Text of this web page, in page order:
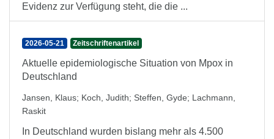
Evidenz zur Verfügung steht, die die ...
2026-05-21 Zeitschriftenartikel
Aktuelle epidemiologische Situation von Mpox in
Deutschland
Jansen, Klaus; Koch, Judith; Steffen, Gyde; Lachmann,
Raskit
In Deutschland wurden bislang mehr als 4.500